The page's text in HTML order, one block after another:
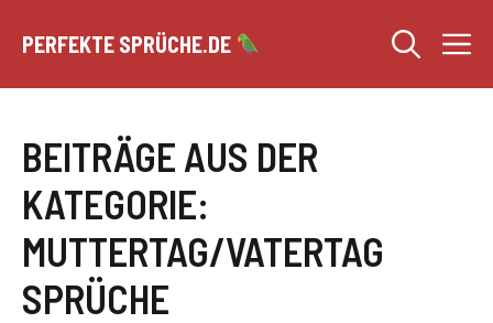
Inhalt
PERFEKTE SPRÜCHE.DE
BEITRÄGE AUS DER
KATEGORIE:
MUTTERTAG/VATERTAG
SPRÜCHE